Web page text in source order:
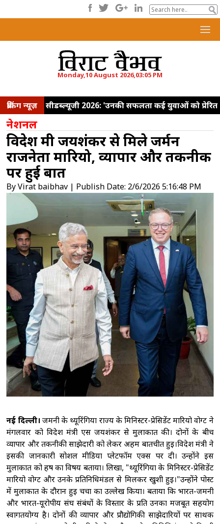
Monday,10 August 2026,03:05 PM
ब्रेकिंग न्यूज़
सीडब्ल्यूजी 2026: 'उनकी सफलता कई युवाओं को प्रेरित
लिए सराहा
हमारा तिरंगा हमारा गौरव है, देश के लिए
सर्वश्रेष्ठ देने की प्रेरणा: प्रधानमंत्री मोदी
ईडी प्रमुख
राहुल नवीन को अगस्त 2027 तक एक वर्ष का सेवा
विस्तार मिला
उनके सरपरस्तों को नेस्तनाबूत कियाः राजनाथ
सिंह
ममता बनर्जी के काफिले पर पथराव, पूर्व सीएम
का आरोप-पुलिस के सामने हुआ सब कुछ
मध्य
प्रदेश: धार के पास भीषण सड़क हादसा, गुजरात के छह
युवकों की मौत
भारत की अंतरिक्ष अर्थव्यवस्था
अगले कुछ सालों में 40-45 अरब अमेरिकी डॉलर तक
पहुंचने का अनुमानः डॉ. जितेंद्र सिंह
नेपाल में फिर
मानसून सक्रिय, कई जगह भारी बारिश, बर्फबारी की
संभावना
नेशनल
विदेश मंत्री जयशंकर से मिले जर्मन
राजनेता मारियो, व्यापार और तकनीक
पर हुई बात
By Virat baibhav | Publish Date: 2/6/2026 5:16:48 PM
नई दिल्ली। जर्मनी के थ्यूरिंगिया राज्य के मिनिस्टर-प्रेसिडेंट मारियो वोग्ट ने
मंगलवार को विदेश मंत्री एस जयशंकर से मुलाकात की। दोनों के बीच
व्यापार और तकनीकी साझेदारी को लेकर अहम बातचीत हुई।विदेश मंत्री ने
इसकी जानकारी सोशल मीडिया प्लेटफॉर्म एक्स पर दी। उन्होंने इस
मुलाकात को हर्ष का विषय बताया। लिखा, "थ्यूरिंगिया के मिनिस्टर-प्रेसिडेंट
मारियो वोग्ट और उनके प्रतिनिधिमंडल से मिलकर खुशी हुई।"उन्होंने पोस्ट
में मुलाकात के दौरान हुई चर्चा का उल्लेख किया। बताया कि भारत-जर्मनी
और भारत-यूरोपीय संघ संबंधों के विस्तार के प्रति उनका मजबूत सहयोग
स्वागतयोग्य है। दोनों की व्यापार और प्रौद्योगिकी साझेदारियों पर सार्थक